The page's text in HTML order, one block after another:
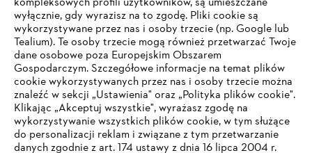
Firma
STIHL FAQ
wyłącznie, gdy wyrazisz na to zgodę. Pliki cookie są
wykorzystywane przez nas i osoby trzecie (np. Google lub
Tealium). Te osoby trzecie mogą również przetwarzać Twoje
dane osobowe poza Europejskim Obszarem
Gospodarczym. Szczegółowe informacje na temat plików
cookie wykorzystywanych przez nas i osoby trzecie można
znaleźć w sekcji „Ustawienia" oraz „Polityka plików cookie".
Klikając „Akceptuj wszystkie", wyrażasz zgodę na
wykorzystywanie wszystkich plików cookie, w tym służące
do personalizacji reklam i związane z tym przetwarzanie
danych zgodnie z art. 174 ustawy z dnia 16 lipca 2004 r.